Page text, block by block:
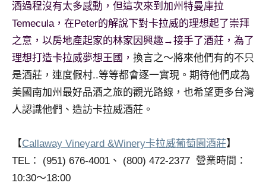
酒過程沒有太多感動，但這次來到加州特曼庫拉
Temecula，在Peter的解說下對卡拉威的理想起了崇拜
之意，以房地產起家的林家因興趣→接手了酒莊，為了
理想打造卡拉威夢想王國， 換言之～將來他們有的不只
是酒莊，連度假村..等等都會逐一實現。期待他們成為
美國南加州最好品酒之旅的觀光路線，也希望更多台灣
人認識他們、造訪卡拉威酒莊。
【Callaway Vineyard &Winery卡拉威葡萄園酒莊】
TEL： (951) 676-4001、 (800) 472-2377 營業時間：
10:30～18:00